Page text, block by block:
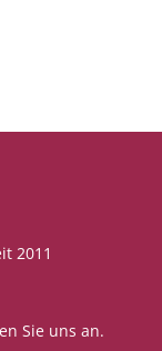
2011
Sie uns an.